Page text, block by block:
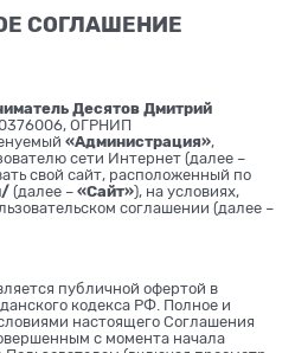
СОГЛАШЕНИЕ
Десятов Дмитрий
ОГРНИП
«Администрация»,
сети Интернет (далее –
свой сайт, расположенный по
(далее – «Сайт»), на условиях,
соглашении (далее –
публичной офертой в
кодекса РФ. Полное и
настоящего Соглашения
с момента начала